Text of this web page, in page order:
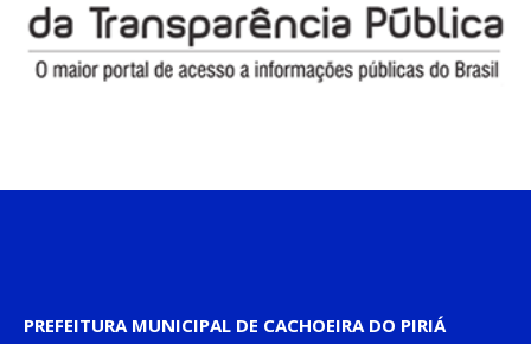
PREFEITURA MUNICIPAL DE CACHOEIRA DO PIRIÁ